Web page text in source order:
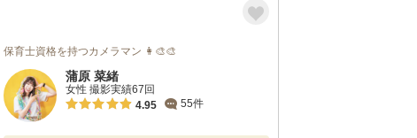
保育士資格を持つカメラマン 👩‍🎨🎨
蒲原 菜緒
女性 撮影実績67回
4.95
55件